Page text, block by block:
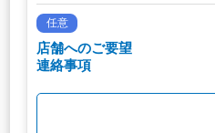
任意
店舗へのご要望
連絡事項